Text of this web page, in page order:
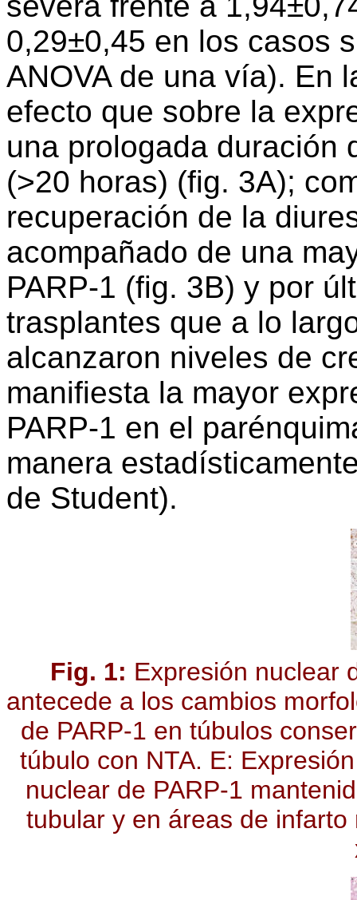
0,29±0,45 en los casos
ANOVA de una vía). En
efecto que sobre la
una prologada duración
(>20 horas) (fig. 3A);
recuperación de la
acompañado de una
PARP-1 (fig. 3B) y por
trasplantes que a lo
alcanzaron niveles de
manifiesta la mayor
PARP-1 en el
manera
de Student).
Fig. 1: Expresión nuclear
antecede a los cambios
de PARP-1 en túbulos
túbulo con NTA. E:
nuclear de PARP-1
tubular y en áreas de